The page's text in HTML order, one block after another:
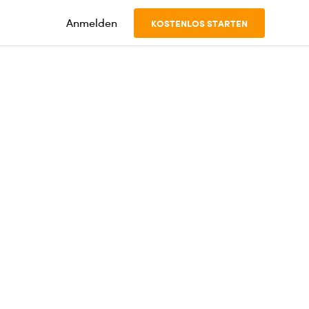
Anmelden KOSTENLOS STARTEN